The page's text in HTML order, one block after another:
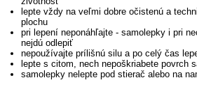
lepte vždy na veľmi dobre očistenú a
plochu
pri lepení neponáhľajte - samolepky i pri
nejdú odlepiť
nepoužívajte prílišnú silu a po celý čas
lepte s citom, nech nepoškriabete povrch
samolepky nelepte pod stierač alebo na